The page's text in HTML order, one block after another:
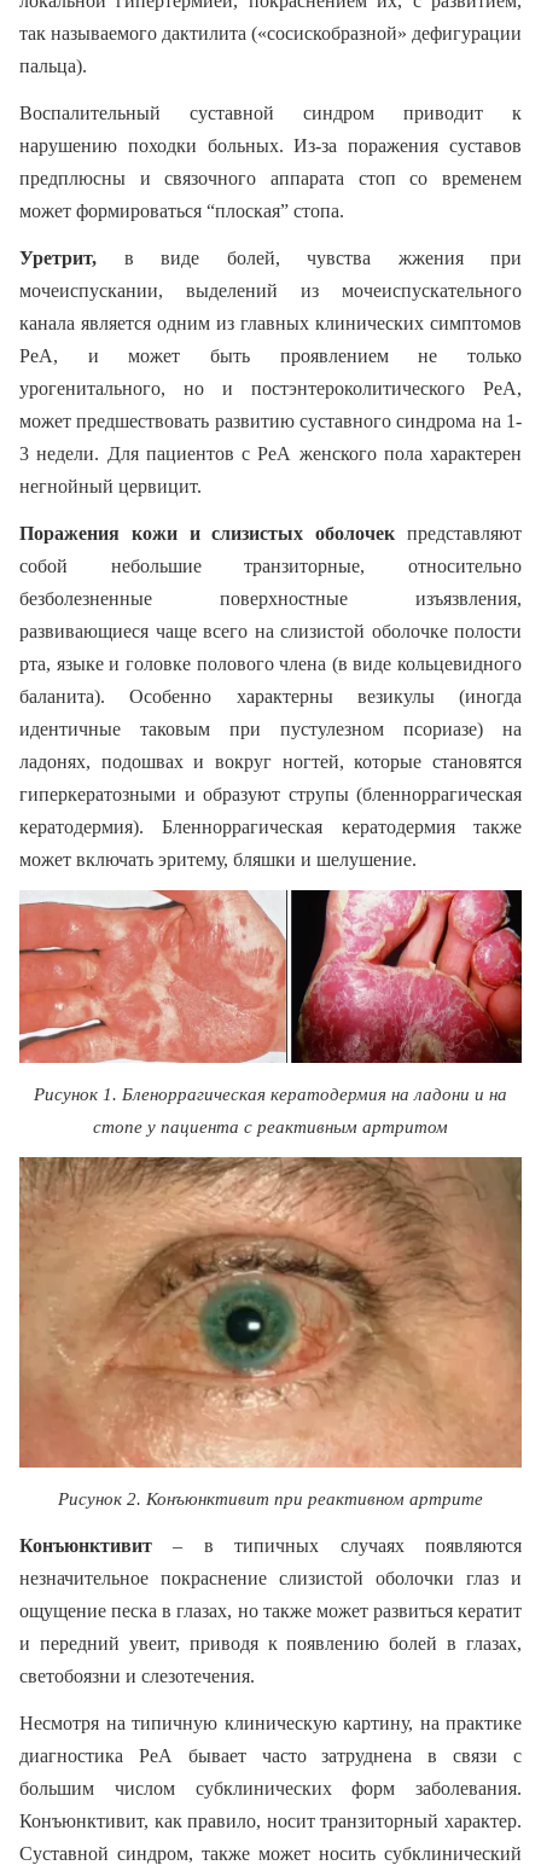
так называемого дактилита («сосискобразной» дефигурации
пальца).
Воспалительный суставной синдром приводит к
нарушению походки больных. Из-за поражения суставов
предплюсны и связочного аппарата стоп со временем
может формироваться “плоская” стопа.
Уретрит, в виде болей, чувства жжения при
мочеиспускании, выделений из мочеиспускательного
канала является одним из главных клинических симптомов
РеА, и может быть проявлением не только
урогенитального, но и постэнтероколитического РеА,
может предшествовать развитию суставного синдрома на 1-
3 недели. Для пациентов с РеА женского пола характерен
негнойный цервицит.
Поражения кожи и слизистых оболочек представляют
собой небольшие транзиторные, относительно
безболезненные поверхностные изъязвления,
развивающиеся чаще всего на слизистой оболочке полости
рта, языке и головке полового члена (в виде кольцевидного
баланита). Особенно характерны везикулы (иногда
идентичные таковым при пустулезном псориазе) на
ладонях, подошвах и вокруг ногтей, которые становятся
гиперкератозными и образуют струпы (бленноррагическая
кератодермия). Бленноррагическая кератодермия также
может включать эритему, бляшки и шелушение.
Рисунок 1. Бленоррагическая кератодермия на ладони и на
стопе у пациента с реактивным артритом
Рисунок 2. Конъюнктивит при реактивном артрите
Конъюнктивит– в типичных случаях появляются
незначительное покраснение слизистой оболочки глаз и
ощущение песка в глазах, но также может развиться кератит
и передний увеит, приводя к появлению болей в глазах,
светобоязни и слезотечения.
Несмотря на типичную клиническую картину, на практике
диагностика РеА бывает часто затруднена в связи с
большим числом субклинических форм заболевания.
Конъюнктивит, как правило, носит транзиторный характер.
Суставной синдром, также может носить субклинический